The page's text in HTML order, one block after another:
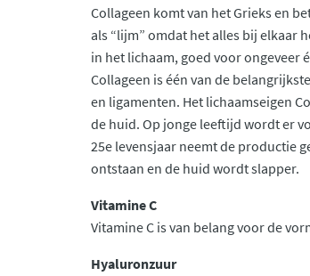
Collageen komt van het Grieks en
als “lijm” omdat het alles bij elkaar
in het lichaam, goed voor ongeveer
Collageen is één van de
en ligamenten. Het lichaamseigen
de huid. Op jonge leeftijd wordt er
25e levensjaar neemt de productie
ontstaan en de huid wordt slapper.
Vitamine C
Vitamine C is van belang voor de
Hyaluronzuur